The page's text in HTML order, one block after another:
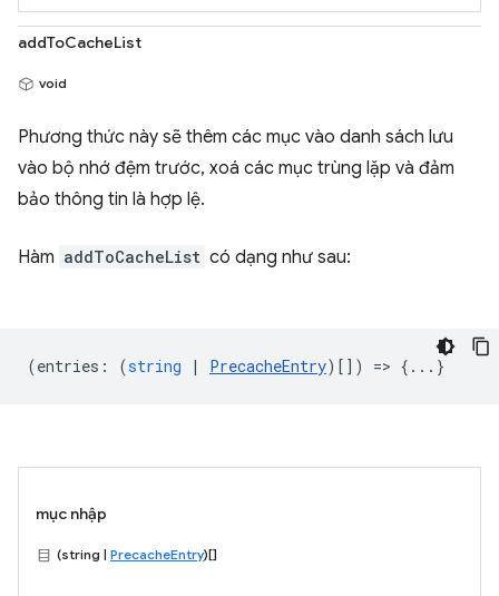
addToCacheList
void
Phương thức này sẽ thêm các mục vào danh sách lưu
vào bộ nhớ đệm trước, xoá các mục trùng lặp và đảm
bảo thông tin là hợp lệ.
Hàm addToCacheList có dạng như sau:
(entries : (string | PrecacheEntry)[]) => {...}
mục nhập
(string | PrecacheEntry)[]